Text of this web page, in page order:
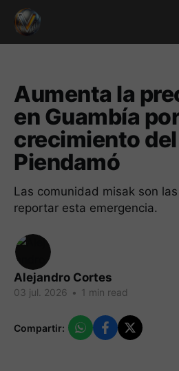
Aumenta la
en Guambía
crecimiento
Piendamó
Las comunidad misak son
reportar esta emergencia.
Alejandro Cortes
03 jul. 2026 • 1 min read
Compartir: